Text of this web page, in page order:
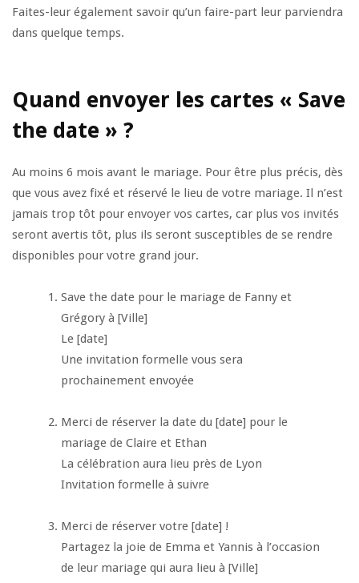
Faites-leur également savoir qu’un faire-part leur parviendra
dans quelque temps.
Quand envoyer les cartes « Save
the date » ?
Au moins 6 mois avant le mariage. Pour être plus précis, dès
que vous avez fixé et réservé le lieu de votre mariage. Il n’est
jamais trop tôt pour envoyer vos cartes, car plus vos invités
seront avertis tôt, plus ils seront susceptibles de se rendre
disponibles pour votre grand jour.
Save the date pour le mariage de Fanny et
Grégory à [Ville]
Le [date]
Une invitation formelle vous sera
prochainement envoyée
Merci de réserver la date du [date] pour le
mariage de Claire et Ethan
La célébration aura lieu près de Lyon
Invitation formelle à suivre
Merci de réserver votre [date] !
Partagez la joie de Emma et Yannis à l’occasion
de leur mariage qui aura lieu à [Ville]